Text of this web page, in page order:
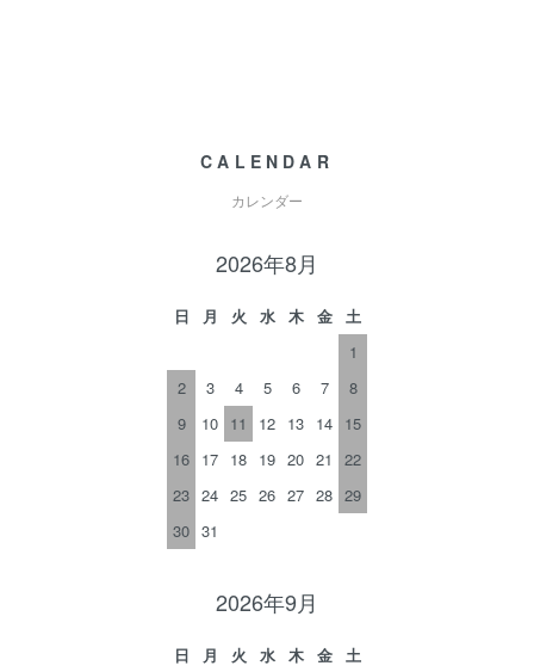
CALENDAR
カレンダー
2026年8月
日 月 火 水 木 金
土
1
2
3 4 5 6 7
8
9
10 11 12 13 14 15
16 17 18 19 20 21
22
23 24 25 26 27 28 29
30 31
2026年9月
日 月 火 水 木 金
土